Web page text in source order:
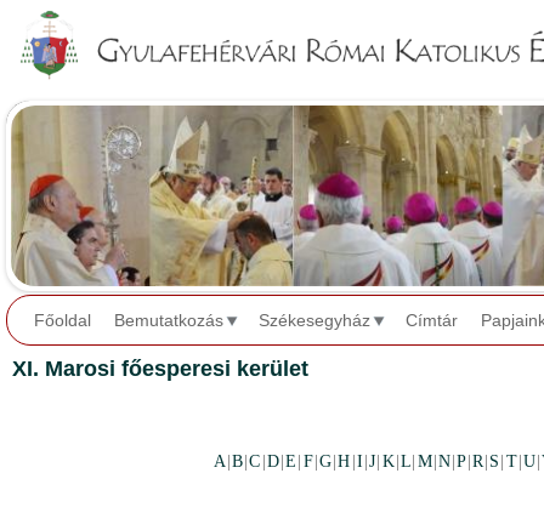
Főoldal Bemutatkozás Székesegyház Címtár
XI. Marosi főesperesi kerület
A B |C D |E F G |H I |J K |L M N |P R S T |U |